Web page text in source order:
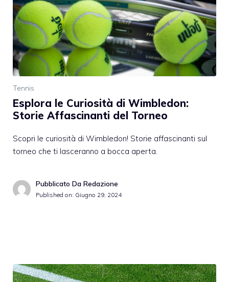
Tennis
Esplora le Curiosità di Wimbledon:
Storie Affascinanti del Torneo
Scopri le curiosità di Wimbledon! Storie affascinanti sul
torneo che ti lasceranno a bocca aperta.
Pubblicato Da Redazione
Published on: Giugno 29, 2024